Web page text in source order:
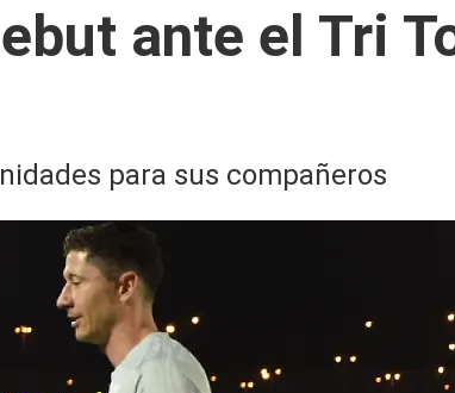
ante el Tri
para sus compañeros